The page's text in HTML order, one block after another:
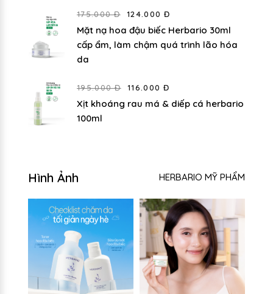
175.000 Đ 124.000 Đ
Mặt nạ hoa đậu biếc Herbario 30ml
cấp ẩm, làm chậm quá trình lão hóa
da
195.000 Đ 116.000 Đ
Xịt khoáng rau má & diếp cá herbario
100ml
Hình Ảnh HERBARIO MỸ PHẨM